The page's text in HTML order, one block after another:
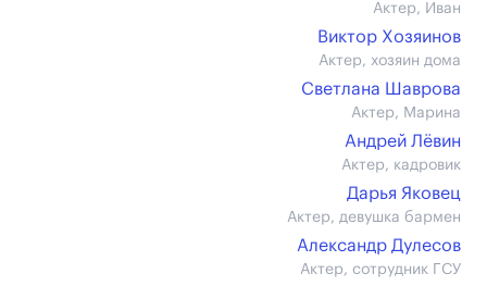
Актер, Иван
Виктор Хозяинов
Актер, хозяин дома
Светлана Шаврова
Актер, Марина
Андрей Лёвин
Актер, кадровик
Дарья Яковец
Актер, девушка бармен
Александр Дулесов
Актер, сотрудник ГСУ